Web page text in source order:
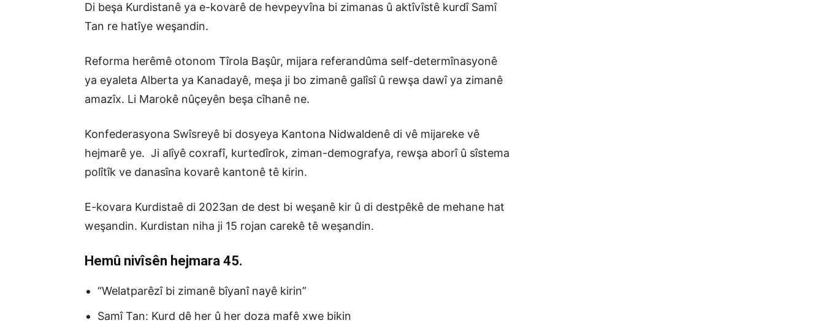
Di beşa Kurdistanê ya e-kovarê de hevpeyvîna bi zimanas û aktîvîstê kurdî Samî
Tan re hatîye weşandin.
Reforma herêmê otonom Tîrola Başûr, mijara referandûma self-determînasyonê
ya eyaleta Alberta ya Kanadayê, meşa ji bo zimanê galîsî û rewşa dawî ya zimanê
amazîx. Li Marokê nûçeyên beşa cîhanê ne.
Konfederasyona Swîsreyê bi dosyeya Kantona Nidwaldenê di vê mijareke vê
hejmarê ye. Ji alîyê coxrafî, kurtedîrok, ziman-demografya, rewşa aborî û sîstema
polîtîk ve danasîna kovarê kantonê tê kirin.
E-kovara Kurdistaê di 2023an de dest bi weşanê kir û di destpêkê de mehane hat
weşandin. Kurdistan niha ji 15 rojan carekê tê weşandin.
Hemû nivîsên hejmara 45.
“Welatparêzî bi zimanê bîyanî nayê kirin”
Samî Tan: Kurd dê her û her doza mafê xwe bikin